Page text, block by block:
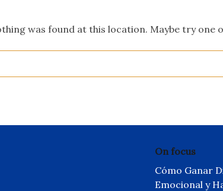
was found at this location. Maybe try one
On focus
Cómo Ganar
Emocional y